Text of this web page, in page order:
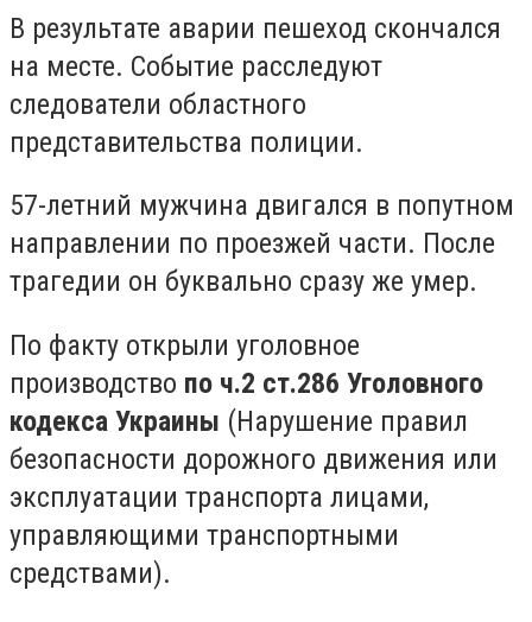
В результате аварии пешеход скончался
на месте. Событие расследуют
следователи областного
представительства полиции.
57-летний мужчина двигался в попутном
направлении по проезжей части. После
трагедии он буквально сразу же умер.
По факту открыли уголовное
производство по ч.2 ст.286 Уголовного
кодекса Украины (Нарушение правил
безопасности дорожного движения или
эксплуатации транспорта лицами,
управляющими транспортными
средствами).